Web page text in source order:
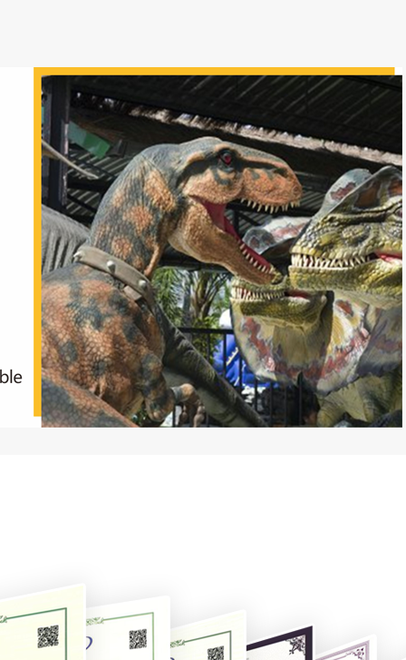
parque de atracciones
pelicula, televisión y escenario
alrededor del centro comercial
Área Escénica
Parque